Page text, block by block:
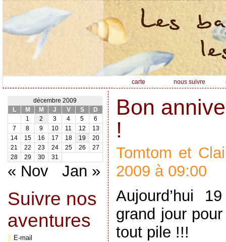
carte nous suivre
décembre 2009
L
M M J V S
D
1
2 3 4 5
6
7
8 9 10 11 12
13
14
15 16 17 18 19
20
21
22 23 24 25 26
27
28
29 30 31
« Nov Jan »
Suivre nos
aventures
E-mail
Bon
!
Tomtom et
2009 à 09:00
Aujourd’hui
grand jour
tout pile !!!